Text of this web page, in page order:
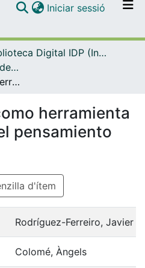
Navega per tot el DD
Iniciar sessió (current)
Biblioteca Digital IDP (Institut de Desenvolupament Professional)
F - Col·lecció de jornades, congressos i simposis (IDP)
Coevaluación como herramienta de desarrollo del pensamiento crítico
herramienta
pensamiento
d'ítem
Rodríguez-Ferreiro, Javier
Colomé, Àngels